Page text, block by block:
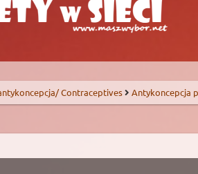
Contraceptives Antykoncepcja